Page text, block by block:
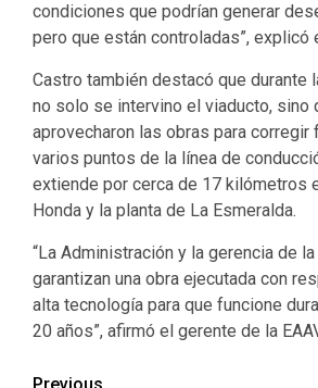
condiciones que podrían generar
pero que están controladas”, explicó
Castro también destacó que durante
no solo se intervino el viaducto, sino
aprovecharon las obras para corregir
varios puntos de la línea de
extiende por cerca de 17 kilómetros
Honda y la planta de La Esmeralda.
“La Administración y la gerencia de
garantizan una obra ejecutada con
alta tecnología para que funcione
20 años”, afirmó el gerente de la